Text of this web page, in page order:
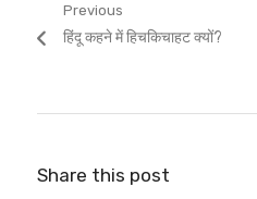
Post
navigation
Previous
Previous
हिंदू कहने में हिचकिचाहट क्यों?
Share this post